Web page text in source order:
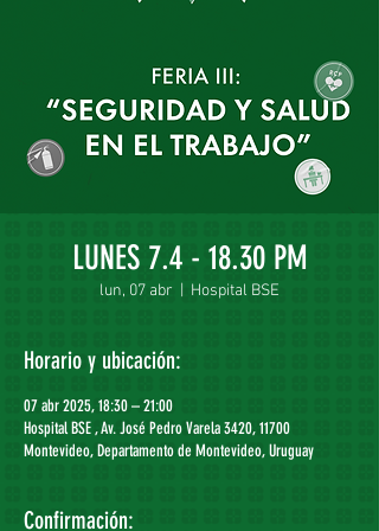
LUNES 7.4 - 18.30 PM
lun, 07 abr Hospital BSE
Horario y ubicación:
07 abr 2025, 18:30 – 21:00
Hospital BSE , Av. José Pedro Varela 3420, 11700
Montevideo, Departamento de Montevideo, Uruguay
Confirmación: